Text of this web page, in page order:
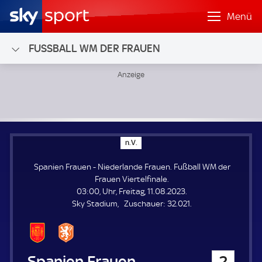
Menü
FUSSBALL WM DER FRAUEN
n.V.
.
.
Spanien Frauen - Niederlande Frauen. Fußball WM der
Frauen Viertelfinale.
03:00, Uhr, Freitag, 11.08.2023.
Sky Stadium
Zuschauer: Z
32.021.